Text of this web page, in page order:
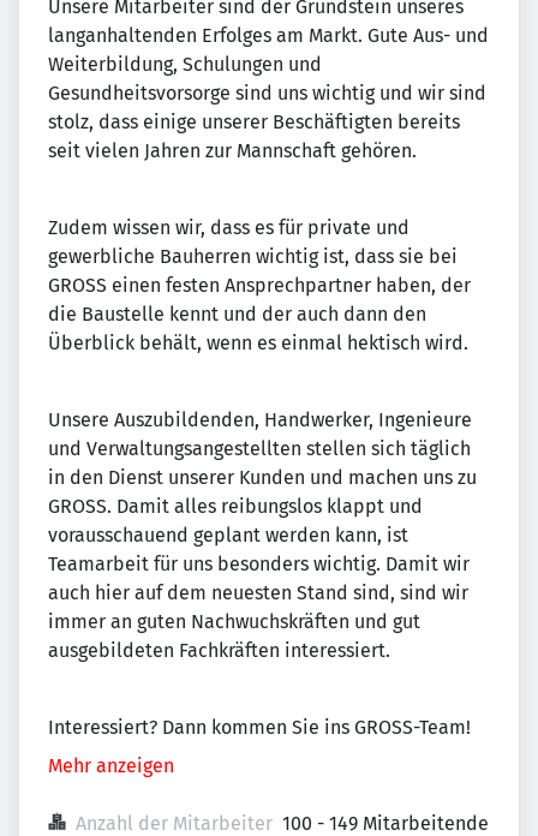
Unsere Mitarbeiter sind der Grundstein unseres
langanhaltenden Erfolges am Markt. Gute Aus- und
Weiterbildung, Schulungen und
Gesundheitsvorsorge sind uns wichtig und wir sind
stolz, dass einige unserer Beschäftigten bereits
seit vielen Jahren zur Mannschaft gehören.
Zudem wissen wir, dass es für private und
gewerbliche Bauherren wichtig ist, dass sie bei
GROSS einen festen Ansprechpartner haben, der
die Baustelle kennt und der auch dann den
Überblick behält, wenn es einmal hektisch wird.
Unsere Auszubildenden, Handwerker, Ingenieure
und Verwaltungsangestellten stellen sich täglich
in den Dienst unserer Kunden und machen uns zu
GROSS. Damit alles reibungslos klappt und
vorausschauend geplant werden kann, ist
Teamarbeit für uns besonders wichtig. Damit wir
auch hier auf dem neuesten Stand sind, sind wir
immer an guten Nachwuchskräften und gut
ausgebildeten Fachkräften interessiert.
Interessiert? Dann kommen Sie ins GROSS-Team!
Mehr anzeigen
Anzahl der Mitarbeiter 100 - 149 Mitarbeitende